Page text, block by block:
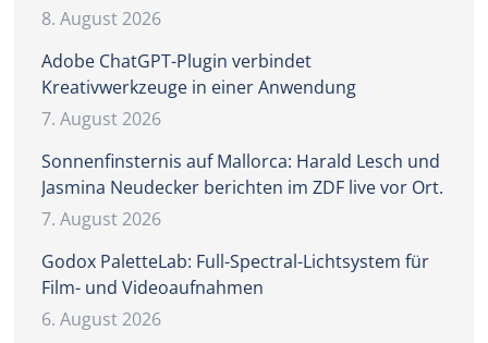
8. August 2026
Adobe ChatGPT-Plugin verbindet
Kreativwerkzeuge in einer Anwendung
7. August 2026
Sonnenfinsternis auf Mallorca: Harald Lesch und
Jasmina Neudecker berichten im ZDF live vor Ort.
7. August 2026
Godox PaletteLab: Full-Spectral-Lichtsystem für
Film- und Videoaufnahmen
6. August 2026